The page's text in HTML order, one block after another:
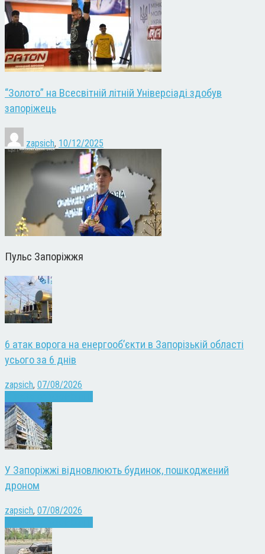
“Золото” на Всесвітній літній Універсіаді здобув
запоріжець
zapsich, 10/12/2025
Пульс Запоріжжя
6 атак ворога на енергооб’єкти в Запорізькій області
усього за 6 днів
zapsich, 07/08/2026
У Запоріжжі відновлюють будинок, пошкоджений
дроном
zapsich, 07/08/2026